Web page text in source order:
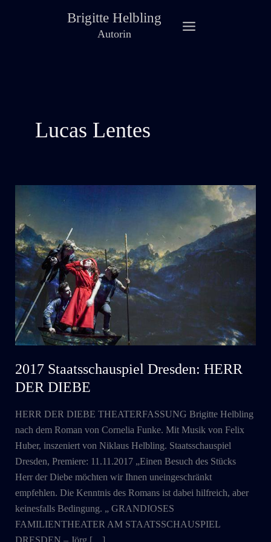
Brigitte Helbling
Autorin
Lucas Lentes
2017 Staatsschauspiel Dresden: HERR
DER DIEBE
HERR DER DIEBE THEATERFASSUNG Brigitte Helbling
nach dem Roman von Cornelia Funke. Mit Musik von Felix
Huber, inszeniert von Niklaus Helbling. Staatsschauspiel
Dresden, Premiere: 11.11.2017 „Einen Besuch des Stücks
Herr der Diebe möchten wir Ihnen uneingeschränkt
empfehlen. Die Kenntnis des Romans ist dabei hilfreich, aber
keinesfalls Bedingung. „ GRANDIOSES
FAMILIENTHEATER AM STAATSSCHAUSPIEL
DRESDEN – Jörg […]